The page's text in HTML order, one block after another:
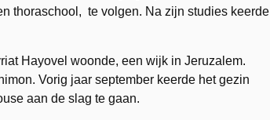
thoraschool, te volgen. Na zijn studies keerde
Hayovel woonde, een wijk in Jeruzalem.
Vorig jaar september keerde het gezin
aan de slag te gaan.